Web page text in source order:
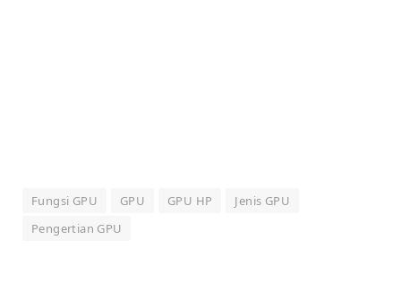
Fungsi GPU GPU GPU HP
Jenis GPU
Pengertian GPU